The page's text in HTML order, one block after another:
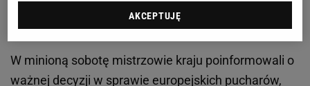
Europejskie puchary zawitają do Hallevik!
W minioną sobotę mistrzowie kraju poinformowali o
ważnej decyzji w sprawie europejskich pucharów,
AKCEPTUJĘ